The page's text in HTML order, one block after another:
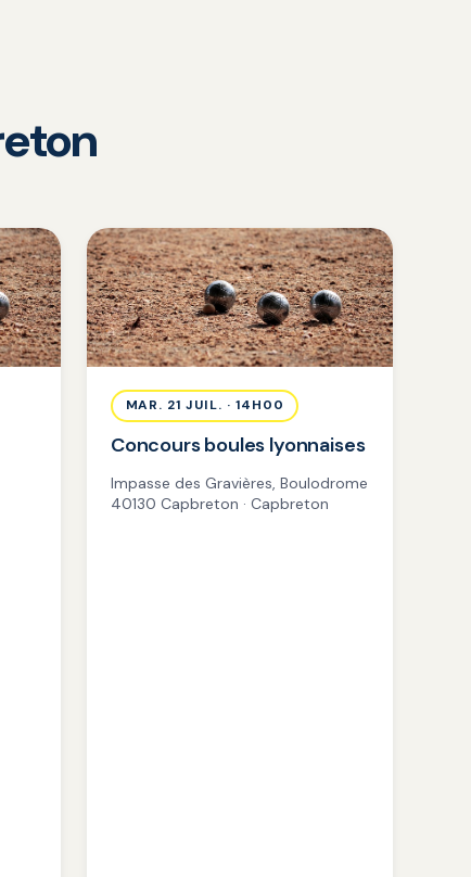
MAR. 21 JUIL. · 14H00
Concours boules lyonnaises
Impasse des Gravières, Boulodrome
40130 Capbreton · Capbreton